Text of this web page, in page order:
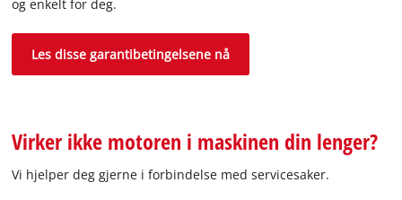
og enkelt for deg.
Les disse garantibetingelsene nå
Virker ikke motoren i maskinen din lenger?
Vi hjelper deg gjerne i forbindelse med servicesaker.